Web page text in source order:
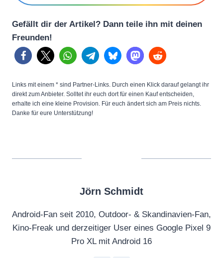
Gefällt dir der Artikel? Dann teile ihn mit deinen
Freunden!
Links mit einem * sind Partner-Links. Durch einen Klick darauf gelangt ihr
direkt zum Anbieter. Solltet ihr euch dort für einen Kauf entscheiden,
erhalte ich eine kleine Provision. Für euch ändert sich am Preis nichts.
Danke für eure Unterstützung!
Jörn Schmidt
Android-Fan seit 2010, Outdoor- & Skandinavien-Fan,
Kino-Freak und derzeitiger User eines Google Pixel 9
Pro XL mit Android 16